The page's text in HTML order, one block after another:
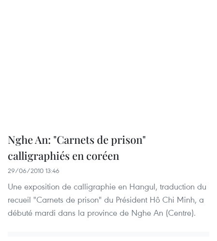
Nghe An: "Carnets de prison"
calligraphiés en coréen
29/06/2010 13:46
Une exposition de calligraphie en Hangul, traduction du
recueil "Carnets de prison" du Président Hô Chi Minh, a
débuté mardi dans la province de Nghe An (Centre).